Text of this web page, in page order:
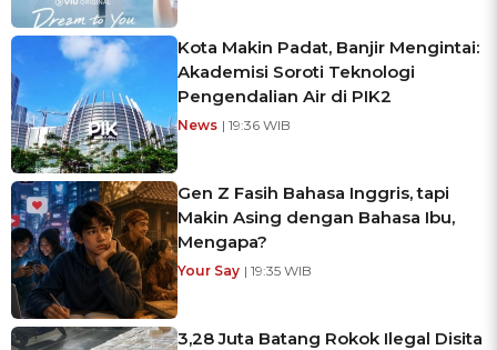
Kota Makin Padat, Banjir Mengintai:
Akademisi Soroti Teknologi
Pengendalian Air di PIK2
News | 19:36 WIB
Gen Z Fasih Bahasa Inggris, tapi
Makin Asing dengan Bahasa Ibu,
Mengapa?
Your Say | 19:35 WIB
3,28 Juta Batang Rokok Ilegal Disita